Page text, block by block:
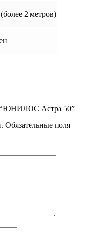
2 метров)
“ЮНИЛОС Астра 50”
Обязательные поля